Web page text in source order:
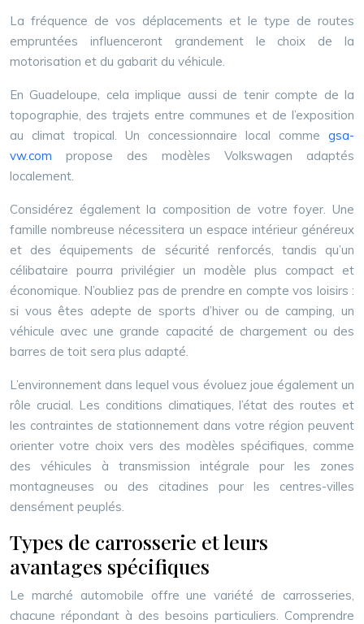
La fréquence de vos déplacements et le type de routes
empruntées influenceront grandement le choix de la
motorisation et du gabarit du véhicule.
En Guadeloupe, cela implique aussi de tenir compte de la
topographie, des trajets entre communes et de l’exposition
au climat tropical. Un concessionnaire local comme gsa-
vw.com propose des modèles Volkswagen adaptés
localement.
Considérez également la composition de votre foyer. Une
famille nombreuse nécessitera un espace intérieur généreux
et des équipements de sécurité renforcés, tandis qu’un
célibataire pourra privilégier un modèle plus compact et
économique. N’oubliez pas de prendre en compte vos loisirs :
si vous êtes adepte de sports d’hiver ou de camping, un
véhicule avec une grande capacité de chargement ou des
barres de toit sera plus adapté.
L’environnement dans lequel vous évoluez joue également un
rôle crucial. Les conditions climatiques, l’état des routes et
les contraintes de stationnement dans votre région peuvent
orienter votre choix vers des modèles spécifiques, comme
des véhicules à transmission intégrale pour les zones
montagneuses ou des citadines pour les centres-villes
densément peuplés.
Types de carrosserie et leurs
avantages spécifiques
Le marché automobile offre une variété de carrosseries,
chacune répondant à des besoins particuliers. Comprendre